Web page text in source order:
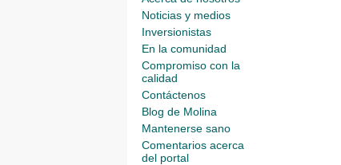
Noticias y medios
Inversionistas
En la comunidad
Compromiso con la
calidad
Contáctenos
Blog de Molina
Mantenerse sano
Comentarios acerca
del portal